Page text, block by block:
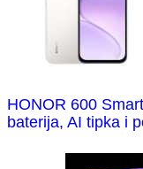
HONOR 600
baterija, AI tipka i